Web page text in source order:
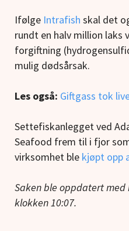
Ifølge Intrafish skal det
rundt en halv million laks
forgiftning
mulig dødsårsak.
Les også: Giftgass tok
Settefiskanlegget ved
Seafood frem til i fjor
virksomhet ble kjøpt opp
Saken ble oppdatert
klokken 10:07.